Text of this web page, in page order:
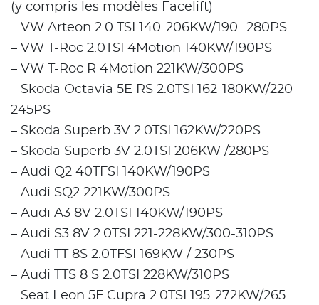
(y compris les modèles Facelift)
– VW Arteon 2.0 TSI 140-206KW/190 -280PS
– VW T-Roc 2.0TSI 4Motion 140KW/190PS
– VW T-Roc R 4Motion 221KW/300PS
– Skoda Octavia 5E RS 2.0TSI 162-180KW/220-
245PS
– Skoda Superb 3V 2.0TSI 162KW/220PS
– Skoda Superb 3V 2.0TSI 206KW /280PS
– Audi Q2 40TFSI 140KW/190PS
– Audi SQ2 221KW/300PS
– Audi A3 8V 2.0TSI 140KW/190PS
– Audi S3 8V 2.0TSI 221-228KW/300-310PS
– Audi TT 8S 2.0TFSI 169KW / 230PS
– Audi TTS 8 S 2.0TSI 228KW/310PS
– Seat Leon 5F Cupra 2.0TSI 195-272KW/265-